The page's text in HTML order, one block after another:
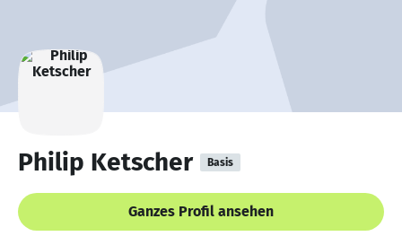
Philip Ketscher Basis
Ganzes Profil ansehen